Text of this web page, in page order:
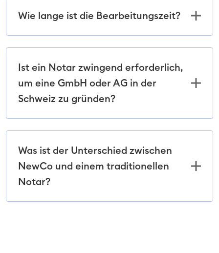
Wie lange ist die Bearbeitungszeit?
Ist ein Notar zwingend erforderlich,
um eine GmbH oder AG in der
Schweiz zu gründen?
Was ist der Unterschied zwischen
NewCo und einem traditionellen
Notar?